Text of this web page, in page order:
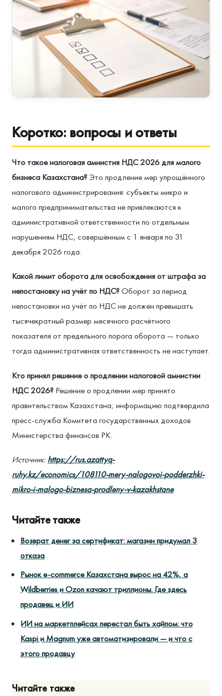
Коротко: вопросы и ответы
Что такое налоговая амнистия НДС 2026 для малого
бизнеса Казахстана?Это продление мер упрощённого
налогового администрирования: субъекты микро и
малого предпринимательства не привлекаются к
административной ответственности по отдельным
нарушениям НДС, совершённым с 1 января по 31
декабря 2026 года.
Какой лимит оборота для освобождения от штрафа за
непостановку на учёт по НДС?Оборот за период
непостановки на учёт по НДС не должен превышать
тысячекратный размер месячного расчётного
показателя от предельного порога оборота — только
тогда административная ответственность не наступает.
Кто принял решение о продлении налоговой амнистии
НДС 2026? Решение о продлении мер принято
правительством Казахстана; информацию подтвердила
пресс-служба Комитета государственных доходов
Министерства финансов РК.
Источник:https://rus.azattyq-
ruhy.kz/economics/108110-mery-nalogovoi-podderzhki-
mikro-i-malogo-biznesa-prodleny-v-kazakhstane
Читайте также
Возврат денег за сертификат: магазин придумал 3
отказа
Рынок e-commerce Казахстана вырос на 42%, а
Wildberries и Ozon качают триллионы. Где здесь
продавец и ИИ
ИИ на маркетплейсах перестал быть хайпом: что
Kaspi и Magnum уже автоматизировали — и что с
этого продавцу
Читайте также